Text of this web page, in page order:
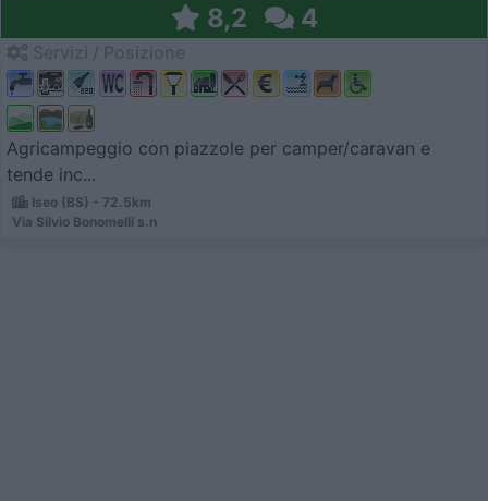
8,2 4
Agricampeggio con piazzole per camper/caravan e
tende inc...
Iseo (BS) - 72.5km
Via Silvio Bonomelli s.n